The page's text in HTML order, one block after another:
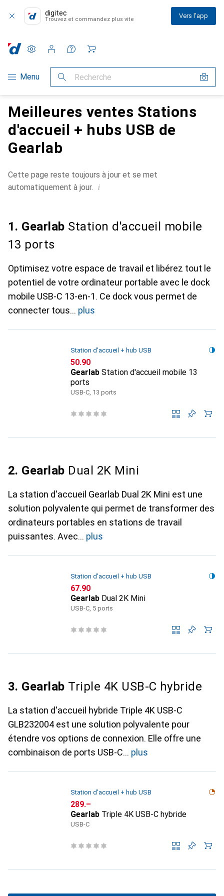
digitec
Trouvez et commandez plus vite Vers l'app
Navigation par catégorie
Menu Recherche
Paramètres
Compte client
Listes de comparaison
Listes d'envies
Panier
Meilleures ventes Stations
d'accueil + hubs USB de
Gearlab
Cette page reste toujours à jour et se met
automatiquement à jour. i
1. Gearlab Station d'accueil mobile
13 ports
Optimisez votre espace de travail et libérez tout le
potentiel de votre ordinateur portable avec le dock
mobile USB-C 13-en-1. Ce dock vous permet de
connecter tous
plus
Station d’accueil + hub USB
CHF
50.90
Gearlab Station d'accueil mobile 13
ports
USB-C, 13 ports
2. Gearlab Dual 2K Mini
La station d'accueil Gearlab Dual 2K Mini est une
solution polyvalente qui permet de transformer des
ordinateurs portables en stations de travail
puissantes. Avec
plus
Station d’accueil + hub USB
CHF
67.90
Gearlab Dual 2K Mini
USB-C, 5 ports
3. Gearlab Triple 4K USB-C hybride
La station d'accueil hybride Triple 4K USB-C
GLB232004 est une solution polyvalente pour
étendre vos options de connexion. Elle offre une
combinaison de ports USB-C
plus
Station d’accueil + hub USB
CHF
289.–
Gearlab Triple 4K USB-C hybride
USB-C